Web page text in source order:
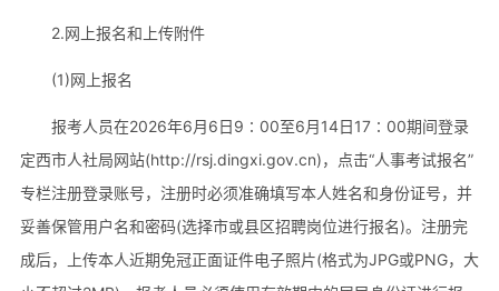
2.网上报名和上传附件
(1)网上报名
报考人员在2026年6月6日9∶00至6月14日17∶00期间登录
定西市人社局网站(http://rsj.dingxi.gov.cn)，点击“人事考试报名”
专栏注册登录账号，注册时必须准确填写本人姓名和身份证号，并
妥善保管用户名和密码(选择市或县区招聘岗位进行报名)。注册完
成后，上传本人近期免冠正面证件电子照片(格式为JPG或PNG，大